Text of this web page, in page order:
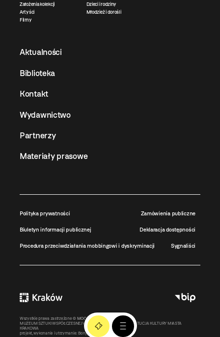
Założenia kolekcji
Artyści
Filmy
Dzieci i rodziny
Młodzież i dorośli
Aktualności
Biblioteka
Kontakt
Wydawnictwo
Partnerzy
Materiały prasowe
Polityka prywatności Zamówienia publiczne
Biuletyn informacji publicznej Deklaracja dostępności
Procedura przeciwdziałania mobbingowi i dyskryminacji Sygnaliści
Wszystkie prawa zastrzeżone © MOCAK2011-2026
MUZEUM SZTUKI WSPÓŁCZESNEJ W KRAKOWIE MOCAK – INSTYTUCJA KULTURY MIASTA
KRAKOWA
projekt, wykonanie i utrzymanie: Bonjour.pl